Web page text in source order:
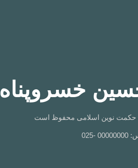
خسروپناه
حکمت نوین اسلامی محفوظ است
-025